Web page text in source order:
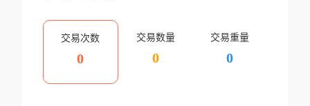
交易次数
0
交易数量
0
交易重量
0